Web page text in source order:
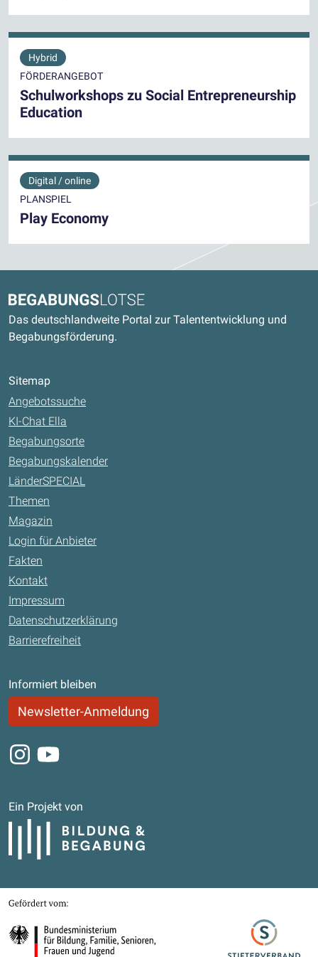
Hybrid
FÖRDERANGEBOT
Schulworkshops zu Social Entrepreneurship
Education
Digital / online
PLANSPIEL
Play Economy
Begabungslotse
Das deutschlandweite Portal zur Talententwicklung und
Begabungsförderung.
Sitemap
Angebotssuche
KI-Chat Ella
Begabungsorte
Begabungskalender
LänderSPECIAL
Themen
Magazin
Login für Anbieter
Fakten
Kontakt
Impressum
Datenschutzerklärung
Barrierefreiheit
Informiert bleiben
Newsletter-Anmeldung
Instagram
Youtube
Ein Projekt von
Bildung und Begabung
Gefördert von
Bundesministerium für Bildung, Familie, Senioren, Frauen und Jugend
Stifterverband